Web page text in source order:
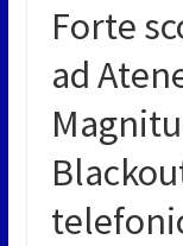
Forte
ad